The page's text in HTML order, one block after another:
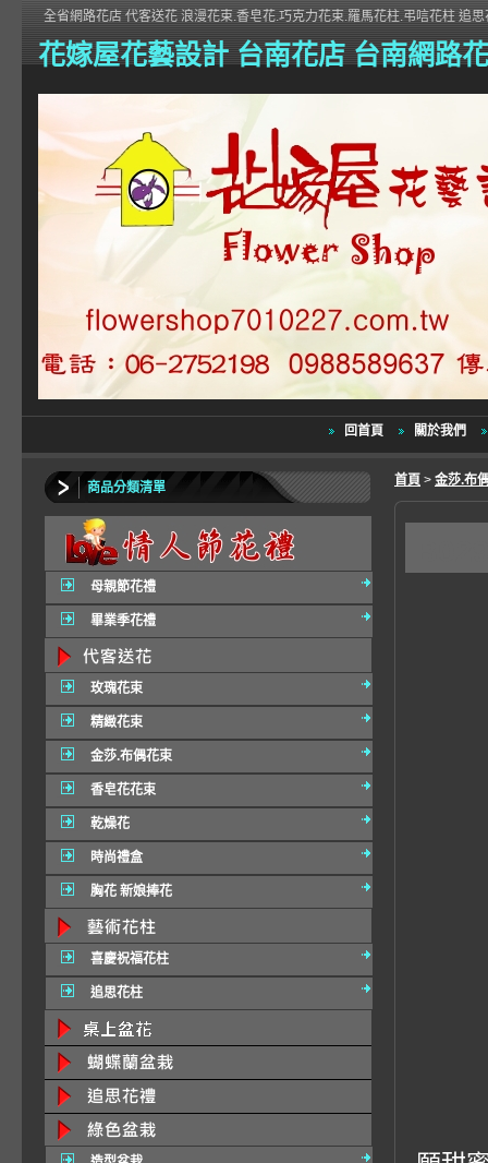
花嫁屋花藝設計 台南花店 台南網路
全省網路花店 代客送花 浪漫花束.香皂花.巧克力花束.羅馬花柱.弔唁花柱 追
回首頁 關於我們
商品分類清單
母親節花禮
畢業季花禮
玫瑰花束
精緻花束
金莎.布偶花束
香皂花花束
乾燥花
時尚禮盒
胸花 新娘捧花
喜慶祝福花柱
追思花柱
首頁 > 金莎.布